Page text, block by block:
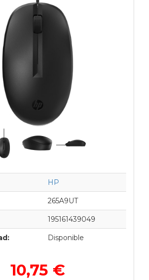
HP
265A9UT
195161439049
Disponible
10,75 €